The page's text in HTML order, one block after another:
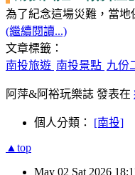
為了紀念這場災難，當地
(繼續閱讀...)
文章標籤：
南投旅遊 南投景點 九份
阿萍&阿裕玩樂誌 發表在
個人分類： [南投]
▲top
May 02 Sat 2026